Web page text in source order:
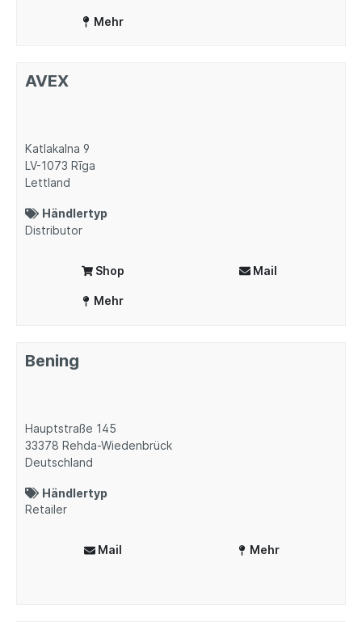
Mehr
AVEX
Katlakalna 9
LV-1073 Rīga
Lettland
Händlertyp
Distributor
Shop Mail
Mehr
Bening
Hauptstraße 145
33378 Rehda-Wiedenbrück
Deutschland
Händlertyp
Retailer
Mail Mehr